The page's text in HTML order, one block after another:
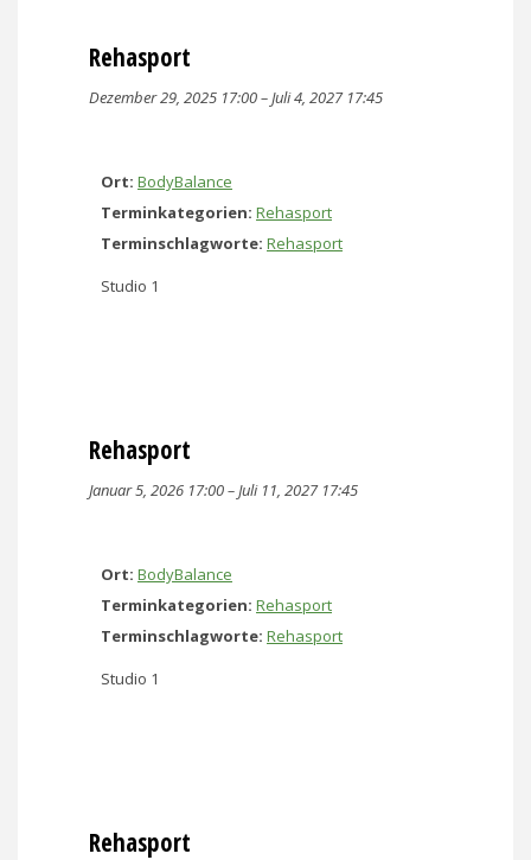
Rehasport
Dezember 29, 2025 17:00–Juli 4, 2027 17:45
Ort: BodyBalance
Terminkategorien: Rehasport
Terminschlagworte: Rehasport
Studio 1
Rehasport
Januar 5, 2026 17:00–Juli 11, 2027 17:45
Ort: BodyBalance
Terminkategorien: Rehasport
Terminschlagworte: Rehasport
Studio 1
Rehasport